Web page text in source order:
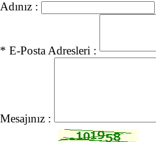
Adınız :
* E-Posta Adresleri :
Mesajınız :